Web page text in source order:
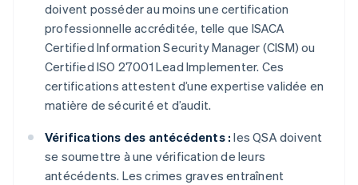
doivent posséder au moins une certification
professionnelle accréditée, telle que ISACA
Certified Information Security Manager (CISM) ou
Certified ISO 27001 Lead Implementer. Ces
certifications attestent d’une expertise validée en
matière de sécurité et d’audit.
Vérifications des antécédents : les QSA doivent
se soumettre à une vérification de leurs
antécédents. Les crimes graves entraînent